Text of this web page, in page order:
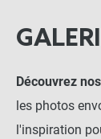
Découvrez
les photos
l'inspiration